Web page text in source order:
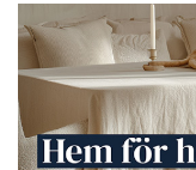
blir
husdjurens
behov
allt
viktigare
när